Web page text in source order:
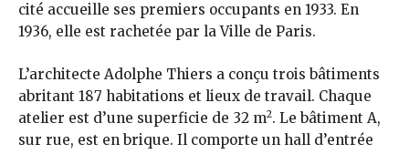
cité accueille ses premiers occupants en 1933. En
1936, elle est rachetée par la Ville de Paris.
L’architecte Adolphe Thiers a conçu trois bâtiments
abritant 187 habitations et lieux de travail. Chaque
atelier est d’une superficie de 32 m2. Le bâtiment A,
sur rue, est en brique. Il comporte un hall d’entrée